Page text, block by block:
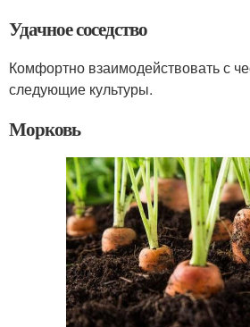
Удачное соседство
Комфортно взаимодействовать с
следующие культуры.
Морковь